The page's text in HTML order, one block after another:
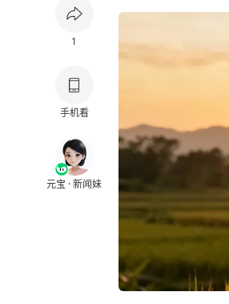
1
手机看
元宝 · 新闻妹